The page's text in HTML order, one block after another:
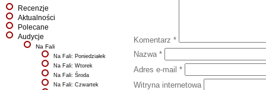
Recenzje
Aktualności
Polecane
Audycje
Na Fali
Na Fali: Poniedziałek
Na Fali: Wtorek
Na Fali: Środa
Na Fali: Czwartek
Komentarz *
Nazwa *
Adres e-mail *
Witryna internetowa